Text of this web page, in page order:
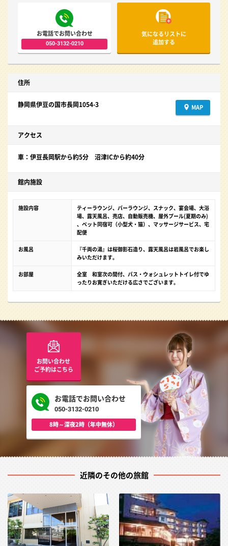
お電話でお問い合わせ
050-3132-0210
気になるリストに
追加する
住所
MAP
静岡県伊豆の国市長岡1054-3
アクセス
車：伊豆長岡駅から約5分 沼津ICから約40分
館内施設
施設内容
ティーラウンジ、バーラウンジ、スナック、宴会場、大浴
場、露天風呂、売店、自動販売機、屋外プール(夏期のみ)
、ペット同宿可（小型犬・猫）、マッサージサービス、宅
配便
お風呂
『千両の湯』は桜御影石造り、露天風呂は岩風呂でお楽し
みいただけます。
お部屋
全室 和室次の間付、バス・ウォシュレットトイレ付でゆ
ったりお寛ぎいただける広さでございます。
お問い合わせ
ご予約はこちら
お電話でお問い合わせ
050-3132-0210
8時～深夜2時（年中無休）
近隣のその他の旅館